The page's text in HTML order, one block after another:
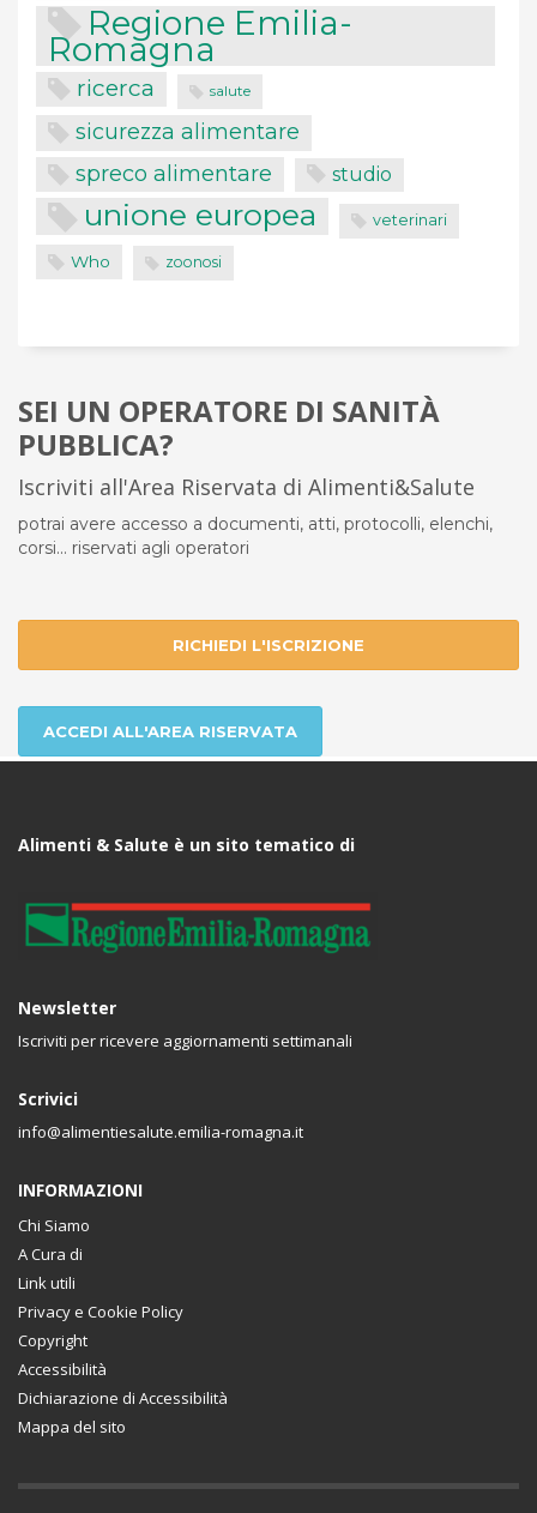
Regione Emilia-
Romagna
ricerca salute
sicurezza alimentare
spreco alimentare studio
unione europea veterinari
Who zoonosi
SEI UN OPERATORE DI SANITÀ
PUBBLICA?
Iscriviti all'Area Riservata di Alimenti&Salute
potrai avere accesso a documenti, atti, protocolli, elenchi,
corsi... riservati agli operatori
RICHIEDI L'ISCRIZIONE
ACCEDI ALL'AREA RISERVATA
Alimenti & Salute è un sito tematico di
Newsletter
Iscriviti per ricevere aggiornamenti settimanali
Scrivici
info@alimentiesalute.emilia-romagna.it
INFORMAZIONI
Chi Siamo
A Cura di
Link utili
Privacy e Cookie Policy
Copyright
Accessibilità
Dichiarazione di Accessibilità
Mappa del sito